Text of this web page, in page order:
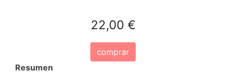
22,00 €
comprar
Resumen